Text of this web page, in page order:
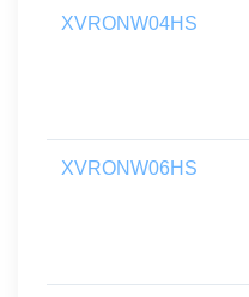
XVRONW04HS
XVRONW06HS